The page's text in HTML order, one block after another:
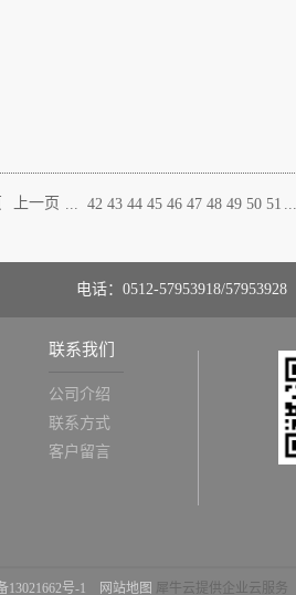
上一页 42 43 44 45 46 47 48 49 50 51
电话：0512-57953918/57953928
联系我们
公司介绍
联系方式
客户留言
13021662号-1 网站地图 犀牛云提供企业云服务